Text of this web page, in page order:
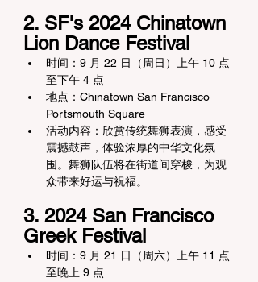
2. SF's 2024 Chinatown
Lion Dance Festival
时间：9 月 22 日（周日）上午 10 点
至下午 4 点
地点：Chinatown San Francisco
Portsmouth Square
活动内容：欣赏传统舞狮表演，感受
震撼鼓声，体验浓厚的中华文化氛
围。舞狮队伍将在街道间穿梭，为观
众带来好运与祝福。
3. 2024 San Francisco
Greek Festival
时间：9 月 21 日（周六）上午 11 点
至晚上 9 点